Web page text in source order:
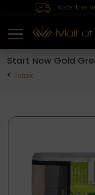
Kostenloser
Start Now Gold
Tabak